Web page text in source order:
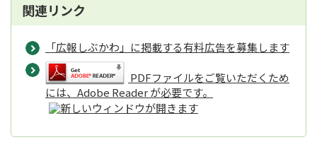
関連リンク
「広報しぶかわ」に掲載する有料広告を募集します
PDFファイルをご覧いただくため
には、Adobe Reader が必要です。